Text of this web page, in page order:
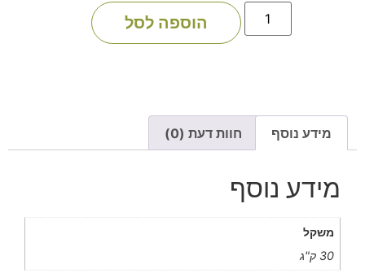
הוספה לסל
מידע נוסף חוות דעת (0)
מידע נוסף
משקל
30 ק"ג